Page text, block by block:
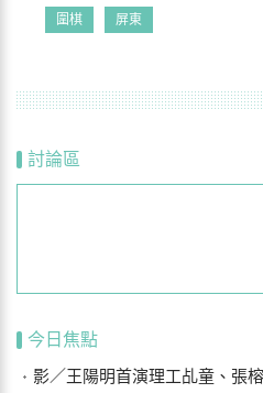
圍棋 屏東
討論區
今日焦點
影／王陽明首演理工乩童、張榕容